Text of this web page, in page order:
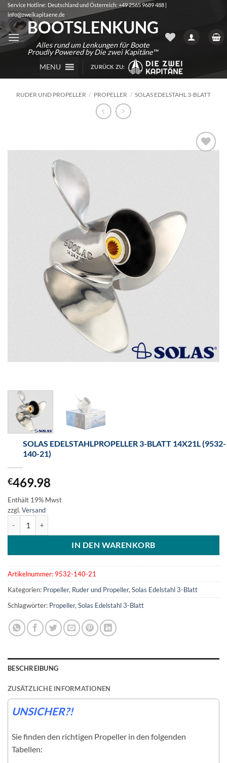
Zum
Inhalt
springen
Service Hotline: Deutschland und Österreich: +49 2565 9689 488 |
info@zweikapitaene.de
BOOTSLENKUNG
Alles rund um Lenkungen für Boote
Proudly Powered by Die zwei Kapitäne™
MENU
ZURÜCK ZU:
RUDER UND PROPELLER / PROPELLER / SOLAS EDELSTAHL 3-BLATT
SOLAS EDELSTAHLPROPELLER 3-BLATT 14X21L (9532-
140-21)
€469.98
Enthält 19% Mwst
zzgl. Versand
IN DEN WARENKORB
Artikelnummer: 9532-140-21
Kategorien: Propeller, Ruder und Propeller, Solas Edelstahl 3-Blatt
Schlagwörter: Propeller, Solas Edelstahl 3-Blatt
BESCHREIBUNG
ZUSÄTZLICHE INFORMATIONEN
UNSICHER?!
Sie finden den richtigen Propeller in den folgenden
Tabellen: